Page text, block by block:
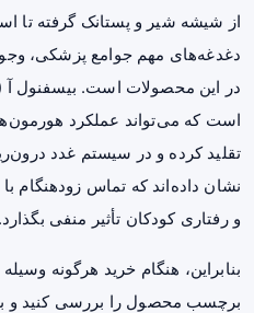
از شیشه شیر و پستانک گرفته تا
است که می‌تواند عملکرد
تقلید کرده و در سیستم غدد
نشان داده‌اند که تماس زودهنگام
و رفتاری کودکان تأثیر منفی بگذارد.
بنابراین، هنگام خرید هرگونه